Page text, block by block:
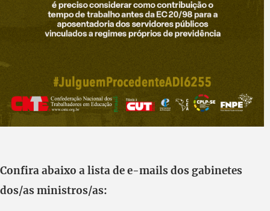
Confira abaixo a lista de e-mails dos gabinetes
dos/as ministros/as: